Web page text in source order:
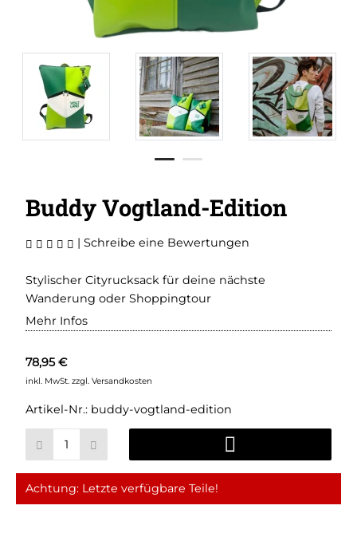
Buddy Vogtland-Edition
| Schreibe eine Bewertungen
Stylischer Cityrucksack für deine nächste
Wanderung oder Shoppingtour
Mehr Infos
78,95 €
inkl. MwSt. zzgl. Versandkosten
Artikel-Nr.: buddy-vogtland-edition
Achtung: Letzte verfügbare Teile!